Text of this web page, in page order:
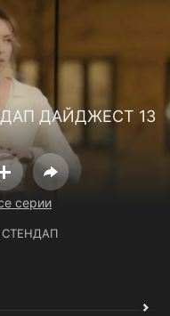
ДАЙДЖЕСТ 13
серии
приложение